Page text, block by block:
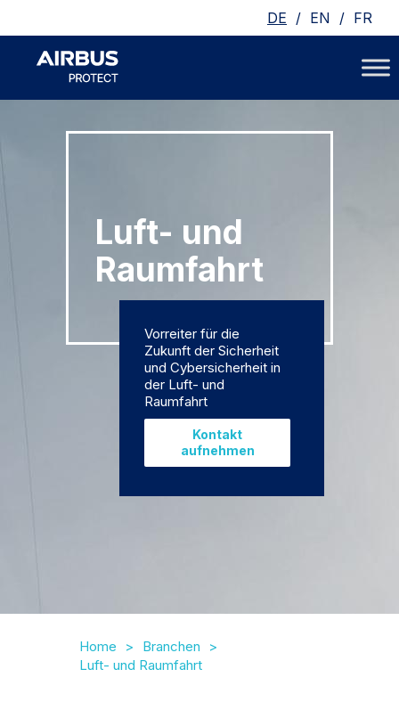
DE / EN / FR
Luft- und
Raumfahrt
Vorreiter für die
Zukunft der Sicherheit
und Cybersicherheit in
der Luft- und
Raumfahrt
Kontakt
aufnehmen
Home
Branchen
Luft- und Raumfahrt